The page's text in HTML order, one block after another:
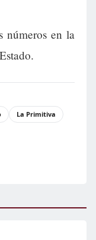
números en la
La Primitiva